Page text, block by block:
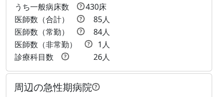
うち一般病床数
430床
医師数（合計）
85人
医師数（常勤）
84人
医師数（非常勤）
1人
診療科目数
26人
周辺の急性期病院